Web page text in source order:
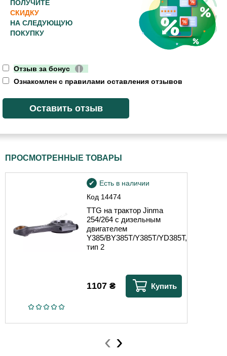
ПОЛУЧИТЕ
СКИДКУ
НА СЛЕДУЮЩУЮ
ПОКУПКУ
Отзыв за бонус
|
Ознакомлен с правилами оставления отзывов
ПРОСМОТРЕННЫЕ ТОВАРЫ
Код 14474
Есть в наличии
TTG на трактор Jinma
254/264 с дизельным
двигателем
Y385/BY385T/Y385T/YD385T,
тип 2
1107 ₴ Купить
‹ ›